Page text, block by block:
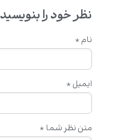
نظر خود را بنویسید
متن نظر شما *
نام *
ایمیل *